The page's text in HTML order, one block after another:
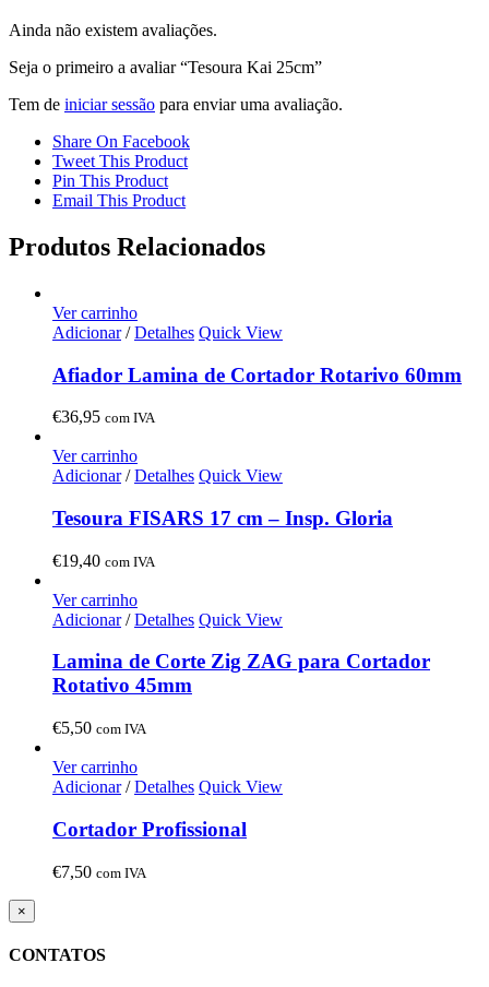
Ainda não existem avaliações.
Seja o primeiro a avaliar “Tesoura Kai 25cm”
Tem de iniciar sessão para enviar uma avaliação.
Share On Facebook
Tweet This Product
Pin This Product
Email This Product
Produtos Relacionados
Ver carrinho
Adicionar/ Detalhes Quick View
Afiador Lamina de Cortador Rotarivo 60mm
€36,95 com IVA
Ver carrinho
Adicionar/ Detalhes Quick View
Tesoura FISARS 17 cm – Insp. Gloria
€19,40 com IVA
Ver carrinho
Adicionar/ Detalhes Quick View
Lamina de Corte Zig ZAG para Cortador
Rotativo 45mm
€5,50 com IVA
Ver carrinho
Adicionar/ Detalhes Quick View
Cortador Profissional
€7,50 com IVA
Close
product
view
×
CONTATOS